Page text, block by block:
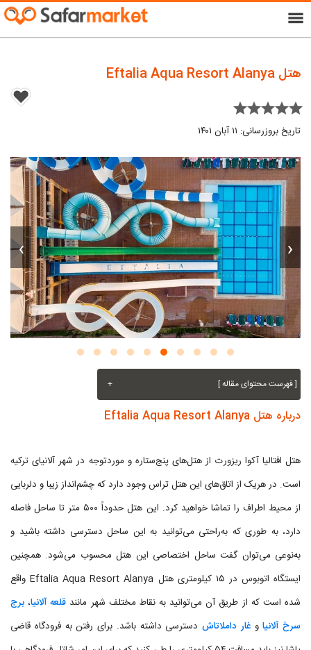
menu
هتل Eftalia Aqua Resort Alanya
star star star star star
تاریخ بروزرسانی: ۱۱ آبان ۱۴۰۱
‹
›
[ فهرست محتوای مقاله ] +
درباره هتل Eftalia Aqua Resort Alanya
هتل افتالیا آکوا ریزورت از هتل‌های پنج‌ستاره و موردتوجه در شهر آلانیای ترکیه
است. در هریک از اتاق‌های این هتل تراس وجود دارد که چشم‌انداز زیبا و دلربایی
از محیط اطراف را تماشا خواهید کرد. این هتل حدوداً ۵۰۰ متر تا ساحل فاصله
دارد، به طوری که به‌راحتی می‌توانید به این ساحل دسترسی داشته باشید و
به‌نوعی می‌توان گفت ساحل اختصاصی این هتل محسوب می‌شود. همچنین
ایستگاه اتوبوس در ۱۵ کیلومتری هتل Eftalia Aqua Resort Alanya واقع
شده است که از طریق آن می‌توانید به نقاط مختلف شهر مانند قلعه آلانیا، برج
سرخ آلانیاوغار داملاتاش دسترسی داشته باشد. برای رفتن به فرودگاه قاضی